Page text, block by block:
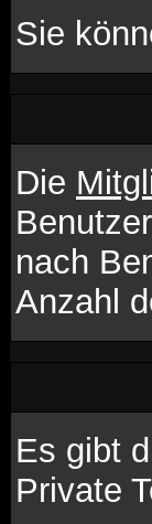
Sie
Die
nach
Anzahl
Es gibt
Private